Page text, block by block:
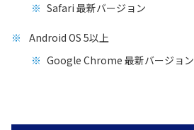
Safari 最新バージョン
Android OS 5以上
Google Chrome 最新バージョン